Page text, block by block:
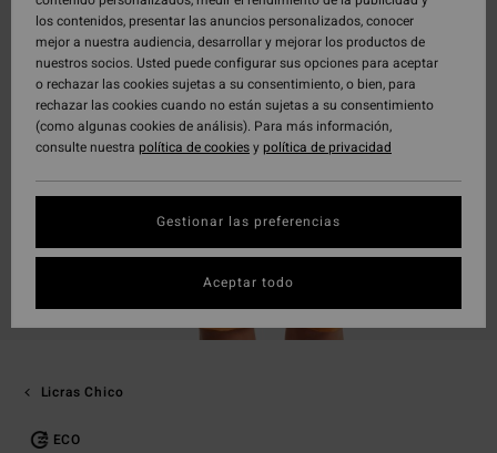
Licras Chico
ECO
los contenidos, presentar las anuncios personalizados, conocer
mejor a nuestra audiencia, desarrollar y mejorar los productos de
nuestros socios. Usted puede configurar sus opciones para aceptar
o rechazar las cookies sujetas a su consentimiento, o bien, para
rechazar las cookies cuando no están sujetas a su consentimiento
(como algunas cookies de análisis). Para más información,
consulte nuestra política de cookiesypolítica de privacidad
Gestionar las preferencias
Aceptar todo